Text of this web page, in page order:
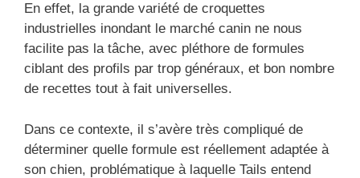
En effet, la grande variété de croquettes
industrielles inondant le marché canin ne nous
facilite pas la tâche, avec pléthore de formules
ciblant des profils par trop généraux, et bon nombre
de recettes tout à fait universelles.
Dans ce contexte, il s’avère très compliqué de
déterminer quelle formule est réellement adaptée à
son chien, problématique à laquelle Tails entend